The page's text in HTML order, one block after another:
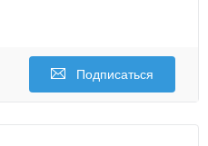
Подписаться